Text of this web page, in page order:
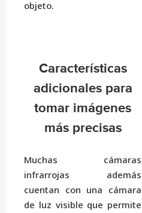
objeto.
Características
adicionales para
tomar imágenes
más precisas
Muchas cámaras
infrarrojas además
cuentan con una cámara
de luz visible que permite